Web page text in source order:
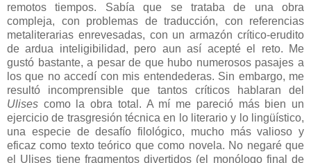
remotos tiempos. Sabía que se trataba de una obra
compleja, con problemas de traducción, con referencias
metaliterarias enrevesadas, con un armazón crítico-erudito
de ardua inteligibilidad, pero aun así acepté el reto. Me
gustó bastante, a pesar de que hubo numerosos pasajes a
los que no accedí con mis entendederas. Sin embargo, me
resultó incomprensible que tantos críticos hablaran del
Ulises como la obra total. A mí me pareció más bien un
ejercicio de trasgresión técnica en lo literario y lo lingüístico,
una especie de desafío filológico, mucho más valioso y
eficaz como texto teórico que como novela. No negaré que
el Ulises tiene fragmentos divertidos (el monólogo final de